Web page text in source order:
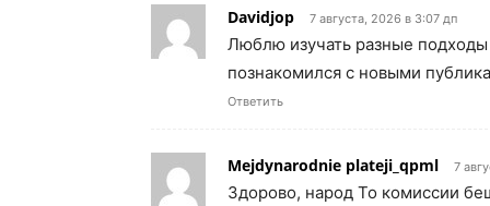
Davidjop 7 августа, 2026 в 3:07 дп
Люблю изучать разные
познакомился с новыми
Ответить
Mejdynarodnie plateji_qpml 7
Здорово, народ То комиссии